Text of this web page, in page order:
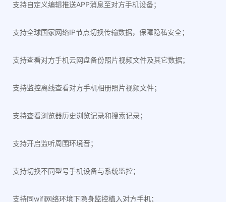
支持自定义编辑推送APP消息至对方手机设备；
支持全球国家网络IP节点切换传输数据，保障隐私安全；
支持查看对方手机云网盘备份照片视频文件及其它数据；
支持监控离线查看对方手机相册照片视频文件；
支持查看浏览器历史浏览记录和搜索记录；
支持开启监听周围环境音；
支持切换不同型号手机设备与系统监控；
支持同wifi网络环境下隐身监控植入对方手机；